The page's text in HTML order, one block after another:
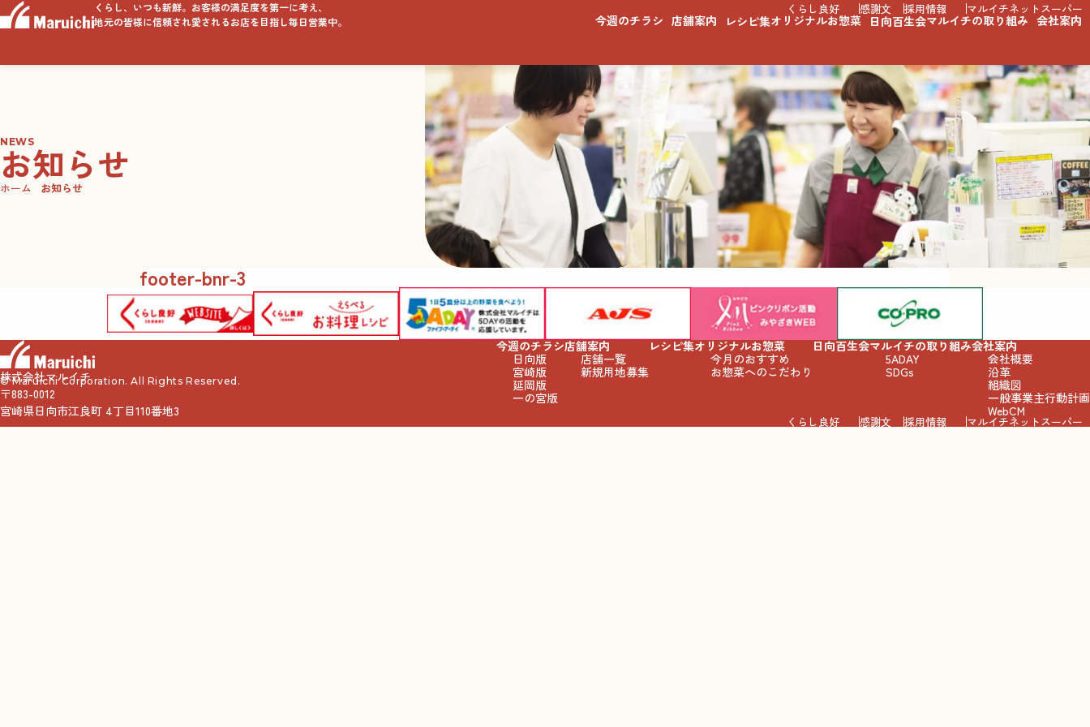
くらし、いつも新鮮。お客様の満足度を第一に考え、
地元の皆様に信頼され愛されるお店を目指し毎日営業中。
くらし良好 感謝文 採用情報 マルイチネットスーパー
今週のチラシ 店舗案内 レシピ集オリジナルお惣菜 日向百生会マルイチの取り組み 会社案内
NEWS
お知らせ
ホーム お知らせ
footer-bnr-3
株式会社マルイチ
〒883-0012
宮崎県日向市江良町 4丁目110番地3
今週のチラシ
日向版
宮崎版
延岡版
一の宮版
店舗案内
店舗一覧
新規用地募集
レシピ集オリジナルお惣菜
今月のおすすめ
お惣菜へのこだわり
日向百生会マルイチの取り組み
5ADAY
SDGs
会社案内
会社概要
沿革
組織図
一般事業主行動計画
WebCM
くらし良好 感謝文 採用情報 マルイチネットスーパー
© Maruichi Corporation. All Rights Reserved.